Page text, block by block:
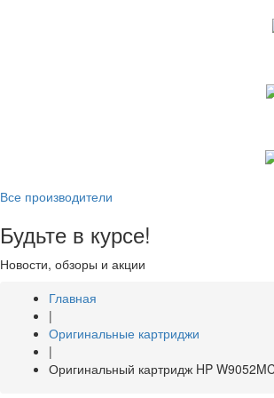
Все производители
Будьте в курсе!
Новости, обзоры и акции
Главная
|
Оригинальные картриджи
|
Оригинальный картридж HP